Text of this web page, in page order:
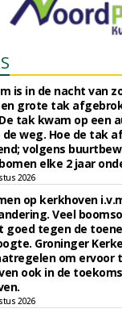
is in de nacht van
grote tak
tak kwam op een
weg. Hoe de tak
volgens
elke 2 jaar
2026
op kerkhoven
Veel
goed tegen de
Groninger
om ervoor
ook in de
2026